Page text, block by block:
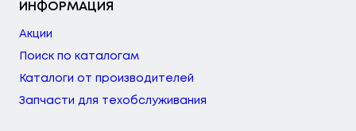
ИНФОРМАЦИЯ
Акции
Поиск по каталогам
Каталоги от производителей
Запчасти для техобслуживания